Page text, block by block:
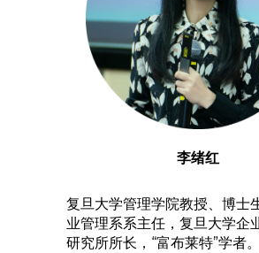
李绪红
复旦大学管理学院教授、博士
业管理系系主任，复旦大学企
研究所所长，“富布莱特”学者